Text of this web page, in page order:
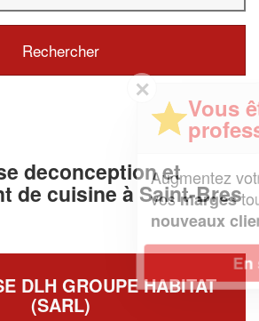
deconception et
de cuisine à Saint-Bres
DLH GROUPE HABITAT
(SARL)
professionnel ?
votrechiffre d'affaireset
margestout en gagnant de